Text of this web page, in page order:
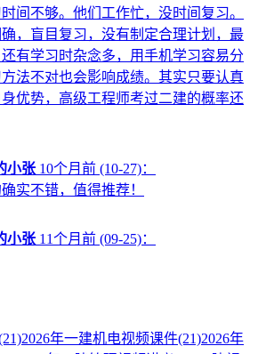
间不够。他们工作忙，没时间复习。
，盲目复习，没有制定合理计划，最
有学习时杂念多，用手机学习容易分
法不对也会影响成绩。其实只要认真
优势，高级工程师考过二建的概率还
小张 10个月前 (10-27)：
实不错，值得推荐！
小张 11个月前 (09-25)：
2026年一建机电视频课件(21)2026年